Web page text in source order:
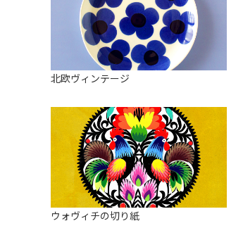
ココット
薬味入れ
ミキシングボウル
すべて見る
オーナメント
クリーマー
家具小物
小物入れ
アロマポット
バスケット
装飾用タイル・プレート
ミニチュア
天使さま
すべて見る
北欧ヴィンテージ
ウォヴィチの切り紙